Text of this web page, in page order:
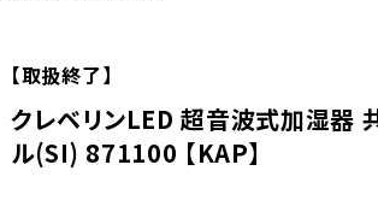
AV機器
【取扱終了】
クレベリンLED 超音波式加湿器
ル(SI) 871100 【KAP】